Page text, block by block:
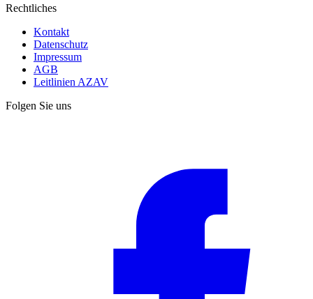
Rechtliches
Kontakt
Datenschutz
Impressum
AGB
Leitlinien AZAV
Folgen Sie uns